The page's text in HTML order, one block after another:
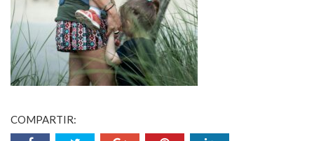
COMPARTIR: